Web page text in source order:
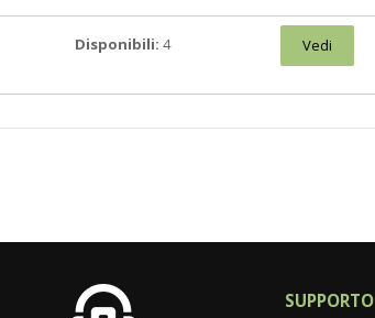
Disponibili: 4 Vedi
SUPPORTO